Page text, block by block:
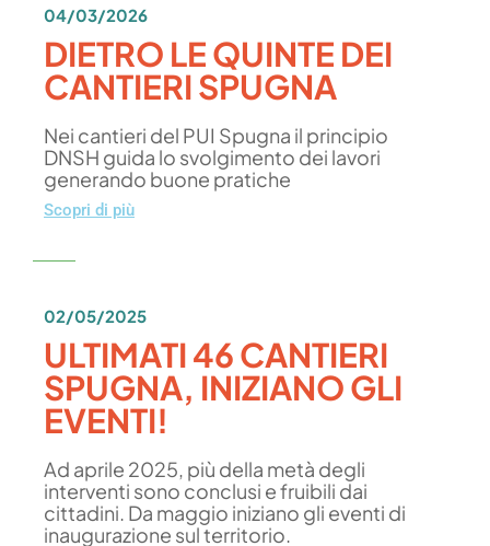
04/03/2026
DIETRO LE QUINTE DEI
CANTIERI SPUGNA
Nei cantieri del PUI Spugna il principio
DNSH guida lo svolgimento dei lavori
generando buone pratiche
Scopri di più
02/05/2025
ULTIMATI 46 CANTIERI
SPUGNA, INIZIANO GLI
EVENTI!
Ad aprile 2025, più della metà degli
interventi sono conclusi e fruibili dai
cittadini. Da maggio iniziano gli eventi di
inaugurazione sul territorio.